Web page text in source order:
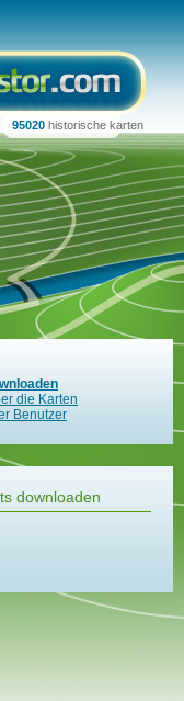
95020 historische karten
die Karten
Benutzer
downloaden